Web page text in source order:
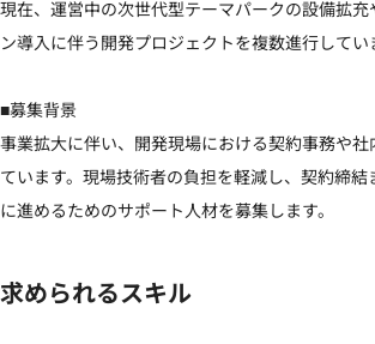
現在、運営中の次世代型テーマパークの設備拡充
ン導入に伴う開発プロジェクトを複数進行してい
■募集背景
事業拡大に伴い、開発現場における契約事務や
ています。現場技術者の負担を軽減し、契約締
に進めるためのサポート人材を募集します。
求められるスキル